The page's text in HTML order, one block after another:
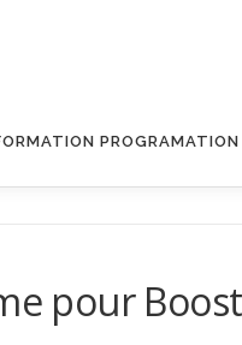
PROGRAMATION
pour